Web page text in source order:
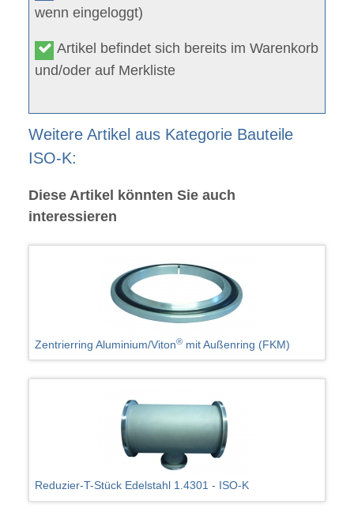
wenn eingeloggt)
Artikel befindet sich bereits im Warenkorb
und/oder auf Merkliste
Weitere Artikel aus Kategorie Bauteile
ISO-K:
Diese Artikel könnten Sie auch
interessieren
Zentrierring Aluminium/Viton® mit Außenring (FKM)
Reduzier-T-Stück Edelstahl 1.4301 - ISO-K